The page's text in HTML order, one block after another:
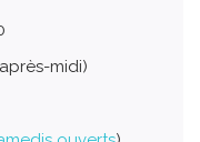
midi)